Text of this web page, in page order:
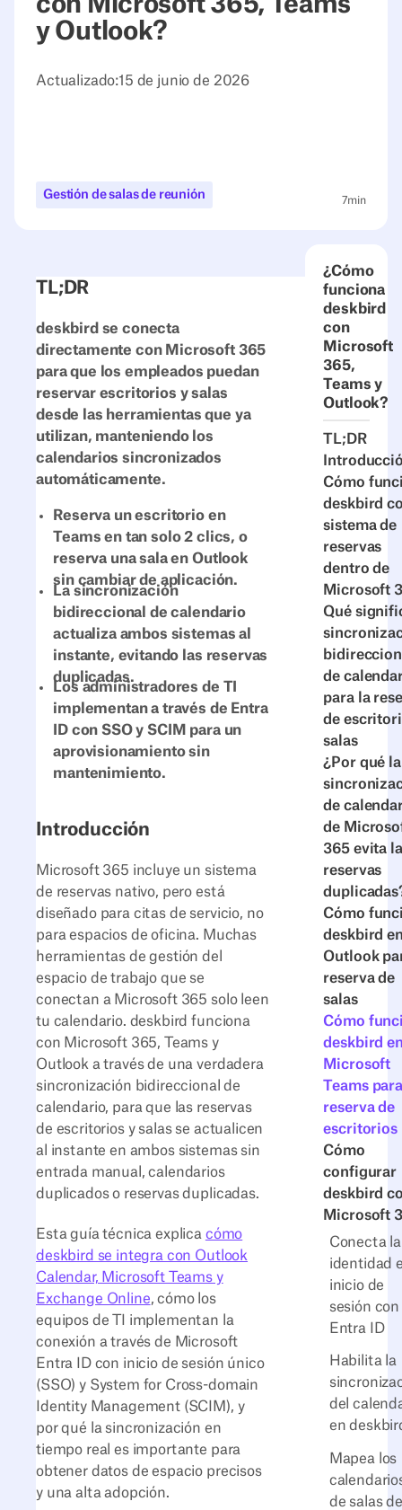
y Outlook?
Actualizado:15 de junio de 2026
Gestión de salas de reunión 7min
¿Cómo
funciona
deskbird
con
Microsoft
365,
Teams y
Outlook?
TL;DR
Cómo
deskbird
sistema de
reservas
dentro de
Microsoft
Qué
de
para la
de
salas
¿Por qué la
de
de
365 evita
reservas
Cómo
deskbird
Outlook
reserva de
salas
Cómo
deskbird
Microsoft
Teams
reserva de
escritorios
Cómo
configurar
deskbird
Microsoft
Conecta la
identidad
inicio de
sesión con
Entra ID
Habilita la
del
en
Mapea los
de salas de
TL;DR
deskbird se conecta
directamente con Microsoft 365
para que los empleados puedan
reservar escritorios y salas
desde las herramientas que ya
utilizan, manteniendo los
calendarios sincronizados
automáticamente.
Reserva un escritorio en
Teams en tan solo 2 clics, o
reserva una sala en Outlook
sin cambiar de aplicación.
La sincronización
bidireccional de calendario
actualiza ambos sistemas al
instante, evitando las reservas
duplicadas.
Los administradores de TI
implementan a través de Entra
ID con SSO y SCIM para un
aprovisionamiento sin
mantenimiento.
Introducción
Microsoft 365 incluye un sistema
de reservas nativo, pero está
diseñado para citas de servicio, no
para espacios de oficina. Muchas
herramientas de gestión del
espacio de trabajo que se
conectan a Microsoft 365 solo leen
tu calendario. deskbird funciona
con Microsoft 365, Teams y
Outlook a través de una verdadera
sincronización bidireccional de
calendario, para que las reservas
de escritorios y salas se actualicen
al instante en ambos sistemas sin
entrada manual, calendarios
duplicados o reservas duplicadas.
Esta guía técnica explica cómo
deskbird se integra con Outlook
Calendar, Microsoft Teams y
Exchange Online, cómo los
equipos de TI implementan la
conexión a través de Microsoft
Entra ID con inicio de sesión único
(SSO) y System for Cross-domain
Identity Management (SCIM), y
por qué la sincronización en
tiempo real es importante para
obtener datos de espacio precisos
y una alta adopción.